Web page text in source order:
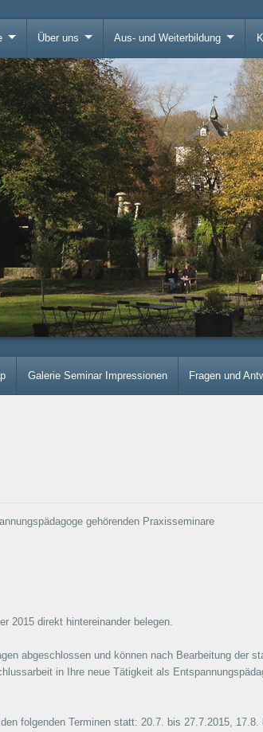
Über uns Aus- und Weiterbildung
Galerie Seminar Impressionen Fragen und
gehörenden Praxisseminare
2015 direkt hintereinander belegen.
abgeschlossen und können nach Bearbeitung der
in Ihre neue Tätigkeit als
folgenden Terminen statt: 20.7. bis 27.7.2015, 17.8.